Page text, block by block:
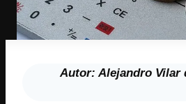
Autor: Alejandro Vilar